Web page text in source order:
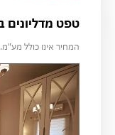
טפט מדליונים
המחיר אינו כולל מע"מ.